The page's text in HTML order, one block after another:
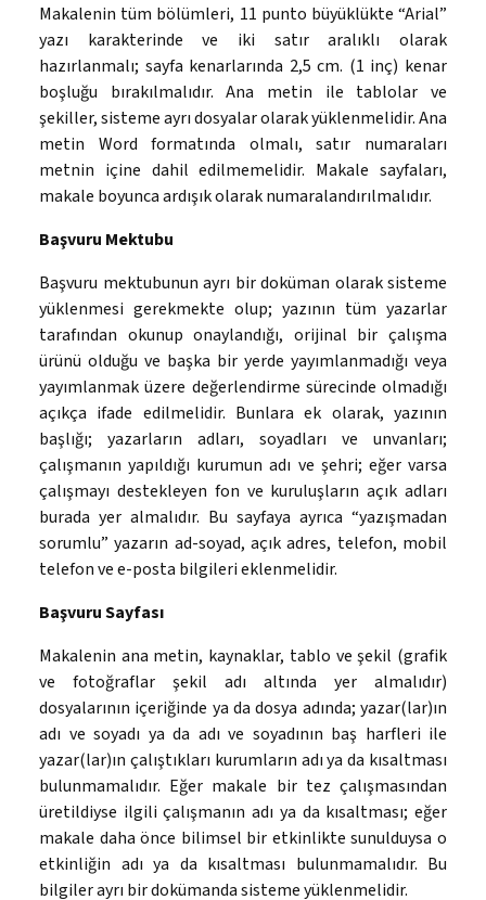
Makalenin tüm bölümleri, 11 punto büyüklükte “Arial”
yazı karakterinde ve iki satır aralıklı olarak
hazırlanmalı; sayfa kenarlarında 2,5 cm. (1 inç) kenar
boşluğu bırakılmalıdır. Ana metin ile tablolar ve
şekiller, sisteme ayrı dosyalar olarak yüklenmelidir. Ana
metin Word formatında olmalı, satır numaraları
metnin içine dahil edilmemelidir. Makale sayfaları,
makale boyunca ardışık olarak numaralandırılmalıdır.
Başvuru Mektubu
Başvuru mektubunun ayrı bir doküman olarak sisteme
yüklenmesi gerekmekte olup; yazının tüm yazarlar
tarafından okunup onaylandığı, orijinal bir çalışma
ürünü olduğu ve başka bir yerde yayımlanmadığı veya
yayımlanmak üzere değerlendirme sürecinde olmadığı
açıkça ifade edilmelidir. Bunlara ek olarak, yazının
başlığı; yazarların adları, soyadları ve unvanları;
çalışmanın yapıldığı kurumun adı ve şehri; eğer varsa
çalışmayı destekleyen fon ve kuruluşların açık adları
burada yer almalıdır. Bu sayfaya ayrıca “yazışmadan
sorumlu” yazarın ad-soyad, açık adres, telefon, mobil
telefon ve e-posta bilgileri eklenmelidir.
Başvuru Sayfası
Makalenin ana metin, kaynaklar, tablo ve şekil (grafik
ve fotoğraflar şekil adı altında yer almalıdır)
dosyalarının içeriğinde ya da dosya adında; yazar(lar)ın
adı ve soyadı ya da adı ve soyadının baş harfleri ile
yazar(lar)ın çalıştıkları kurumların adı ya da kısaltması
bulunmamalıdır. Eğer makale bir tez çalışmasından
üretildiyse ilgili çalışmanın adı ya da kısaltması; eğer
makale daha önce bilimsel bir etkinlikte sunulduysa o
etkinliğin adı ya da kısaltması bulunmamalıdır. Bu
bilgiler ayrı bir dokümanda sisteme yüklenmelidir.